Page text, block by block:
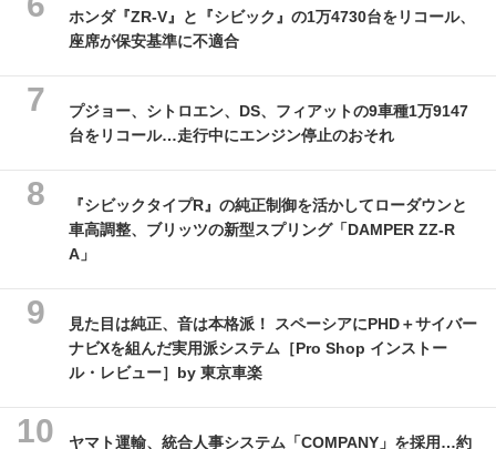
ホンダ『ZR-V』と『シビック』の1万4730台をリコール、
座席が保安基準に不適合
プジョー、シトロエン、DS、フィアットの9車種1万9147
台をリコール…走行中にエンジン停止のおそれ
『シビックタイプR』の純正制御を活かしてローダウンと
車高調整、ブリッツの新型スプリング「DAMPER ZZ-R
A」
見た目は純正、音は本格派！ スペーシアにPHD＋サイバー
ナビXを組んだ実用派システム［Pro Shop インストー
ル・レビュー］by 東京車楽
ヤマト運輸、統合人事システム「COMPANY」を採用…約